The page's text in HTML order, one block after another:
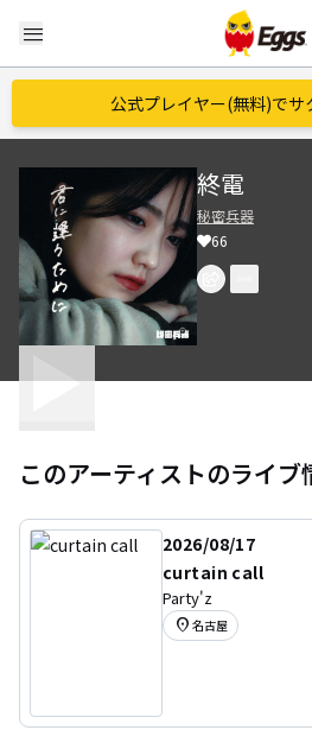
menu
公式プレイヤー(無料)でサ
終電
秘密兵器
66
このアーティストのライブ
2026/08/17
curtain call
Party'z
location_on 名古屋